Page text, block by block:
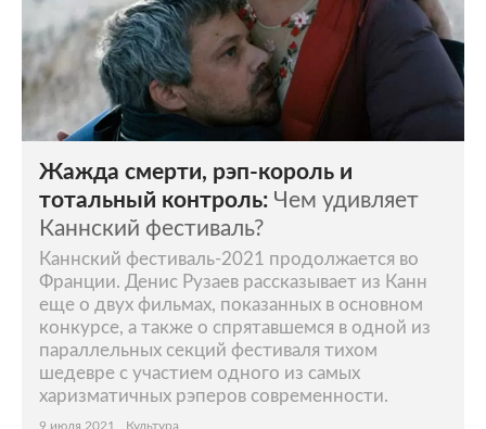
Жажда смерти, рэп-король и
тотальный контроль: Чем удивляет
Каннский фестиваль?
Каннский фестиваль-2021 продолжается во
Франции. Денис Рузаев рассказывает из Канн
еще о двух фильмах, показанных в основном
конкурсе, а также о спрятавшемся в одной из
параллельных секций фестиваля тихом
шедевре с участием одного из самых
харизматичных рэперов современности.
9 июля 2021 Культура